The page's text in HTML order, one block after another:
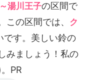
湯川王子の区間で
この区間では、 ク
です。美しい鈴の
みましょう！私の
PR